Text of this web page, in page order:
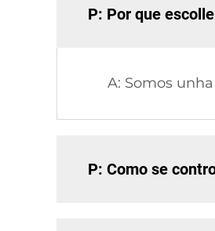
P: Por que
A: Somos
P: Como se